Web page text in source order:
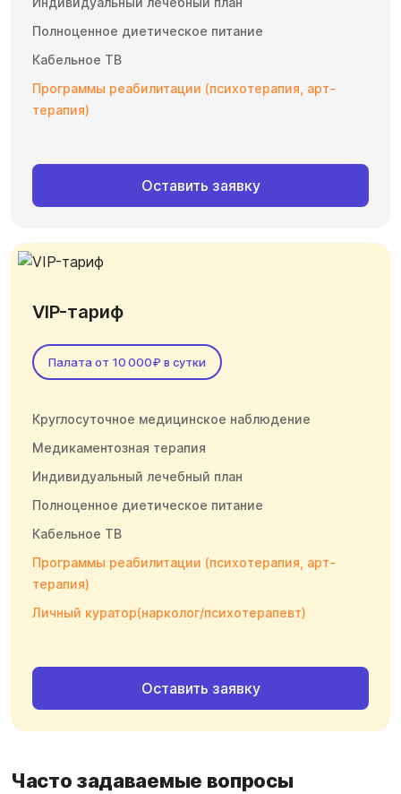
Полноценное диетическое питание
Кабельное ТВ
Программы реабилитации (психотерапия, арт-
терапия)
Оставить заявку
VIP-тариф
Палата от 10 000₽ в сутки
Круглосуточное медицинское наблюдение
Медикаментозная терапия
Индивидуальный лечебный план
Полноценное диетическое питание
Кабельное ТВ
Программы реабилитации (психотерапия, арт-
терапия)
Личный куратор(нарколог/психотерапевт)
Оставить заявку
Часто задаваемые вопросы